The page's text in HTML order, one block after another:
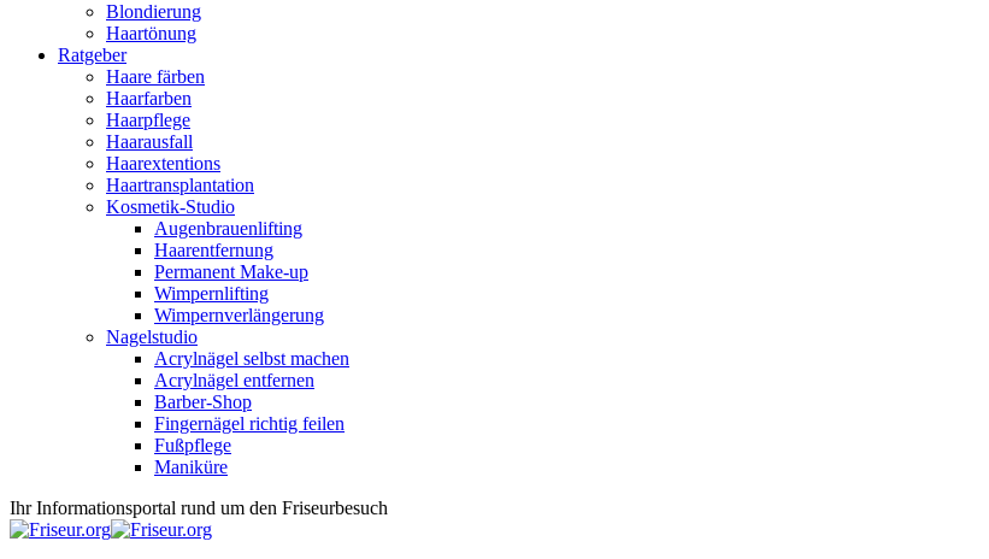
Blondierung
Haartönung
Ratgeber
Haare färben
Haarfarben
Haarpflege
Haarausfall
Haarextentions
Haartransplantation
Kosmetik-Studio
Augenbrauenlifting
Haarentfernung
Permanent Make-up
Wimpernlifting
Wimpernverlängerung
Nagelstudio
Acrylnägel selbst machen
Acrylnägel entfernen
Barber-Shop
Fingernägel richtig feilen
Fußpflege
Maniküre
Ihr Informationsportal rund um den Friseurbesuch